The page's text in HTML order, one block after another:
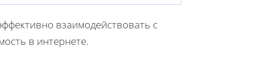
взаимодействовать с
в интернете.